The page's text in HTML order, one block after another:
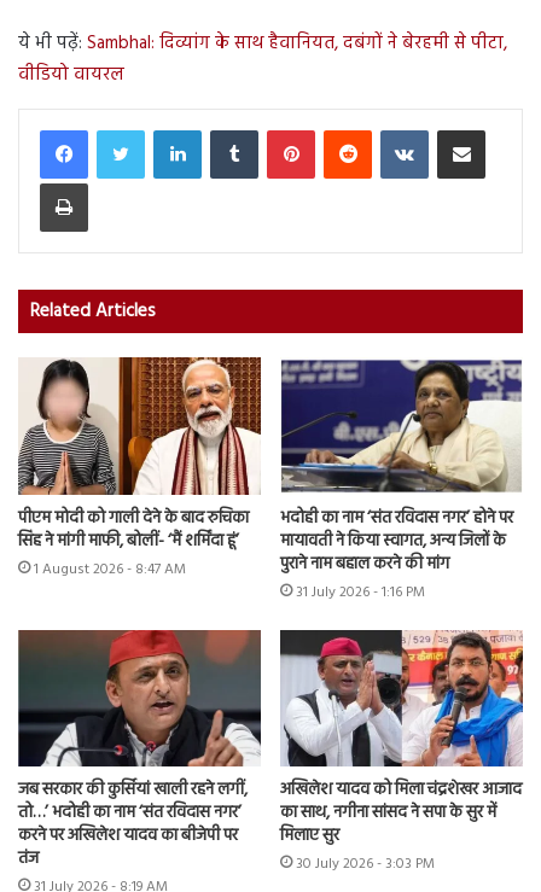
ये भी पढ़ें: Sambhal: दिव्यांग के साथ हैवानियत, दबंगों ने बेरहमी से पीटा,
वीडियो वायरल
LinkedInTumblr PinterestReddit VKontakteShare via Email
Print
Related Articles
पीएम मोदी को गाली देने के बाद रुचिका
सिंह ने मांगी माफी, बोलीं- ‘मैं शर्मिंदा हूं’
1 August 2026 - 8:47 AM
भदोही का नाम ‘संत रविदास नगर’ होने पर
मायावती ने किया स्वागत, अन्य जिलों के
पुराने नाम बहाल करने की मांग
31 July 2026 - 1:16 PM
जब सरकार की कुर्सियां खाली रहने लगीं,
तो…’ भदोही का नाम ‘संत रविदास नगर’
करने पर अखिलेश यादव का बीजेपी पर
तंज
अखिलेश यादव को मिला चंद्रशेखर आजाद
का साथ, नगीना सांसद ने सपा के सुर में
मिलाए सुर
30 July 2026 - 3:03 PM